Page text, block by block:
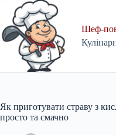
content
Шеф-
Як приготувати страву з
просто та смачно